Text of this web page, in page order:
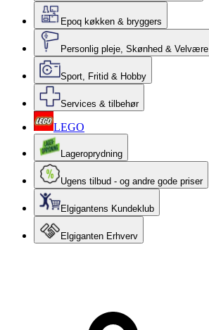
Epoq køkken & bryggers
Personlig pleje, Skønhed & Velvære
Sport, Fritid & Hobby
Services & tilbehør
LEGO
Lageroprydning
Ugens tilbud - og andre gode priser
Elgigantens Kundeklub
Elgiganten Erhverv